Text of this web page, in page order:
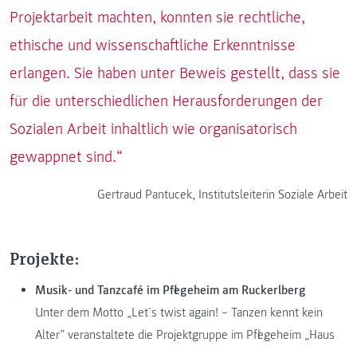
Projektarbeit machten, konnten sie rechtliche,
ethische und wissenschaftliche Erkenntnisse
erlangen. Sie haben unter Beweis gestellt, dass sie
für die unterschiedlichen Herausforderungen der
Sozialen Arbeit inhaltlich wie organisatorisch
gewappnet sind.“
Gertraud Pantucek, Institutsleiterin Soziale Arbeit
Projekte:
Musik- und Tanzcafé im Pflegeheim am Ruckerlberg
Unter dem Motto „Let´s twist again! – Tanzen kennt kein
Alter” veranstaltete die Projektgruppe im Pflegeheim „Haus